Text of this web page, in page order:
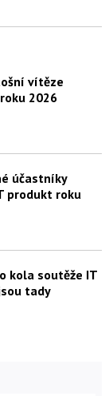
vítěze
2026
účastníky
produkt roku
kola soutěže IT
tady